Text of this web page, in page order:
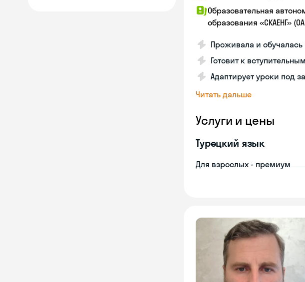
Образовательная
образования «СКАЕНГ»
Проживала и
Готовит к
Адаптирует уроки под
Читать дальше
Услуги и цены
Турецкий язык
Для взрослых - премиум